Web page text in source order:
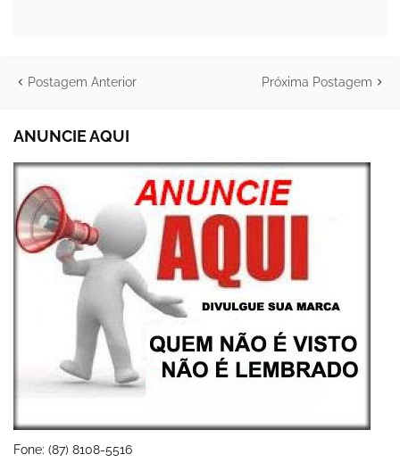
Postagem Anterior Próxima Postagem
ANUNCIE AQUI
Fone: (87) 8108-5516